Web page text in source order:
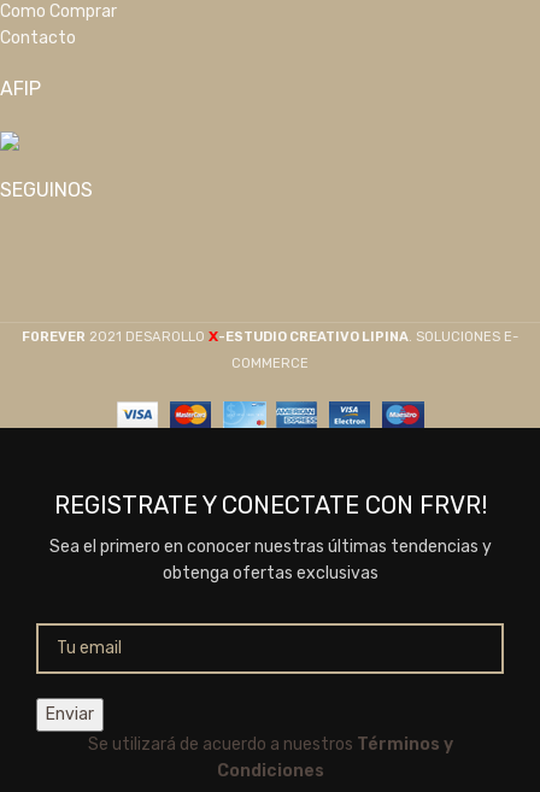
Como Comprar
Contacto
AFIP
SEGUINOS
F0REVER 2021 DESAROLLO X-ESTUDIO CREATIVO LIPINA. SOLUCIONES E-
COMMERCE
REGISTRATE Y CONECTATE CON FRVR!
Sea el primero en conocer nuestras últimas tendencias y
obtenga ofertas exclusivas
Se utilizará de acuerdo a nuestros Términos y
Condiciones